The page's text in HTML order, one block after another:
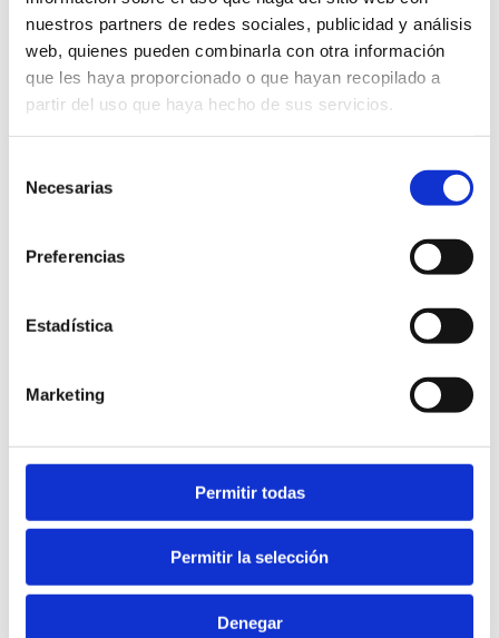
nuestros partners de redes sociales, publicidad y análisis
web, quienes pueden combinarla con otra información
que les haya proporcionado o que hayan recopilado a
partir del uso que haya hecho de sus servicios.
Necesarias
Preferencias
Estadística
Marketing
Permitir todas
Permitir la selección
Denegar
DESCRIPCIÓN
Hacer tu pedido es muy fácil
Puedes hacer tu pedido hasta 30 días antes de tu
gran día. Si quieres quedarte tranquilo y anticiparte
¿Puedo ver antes el producto?
Coordinaremos una cita por vídeo llamada para que